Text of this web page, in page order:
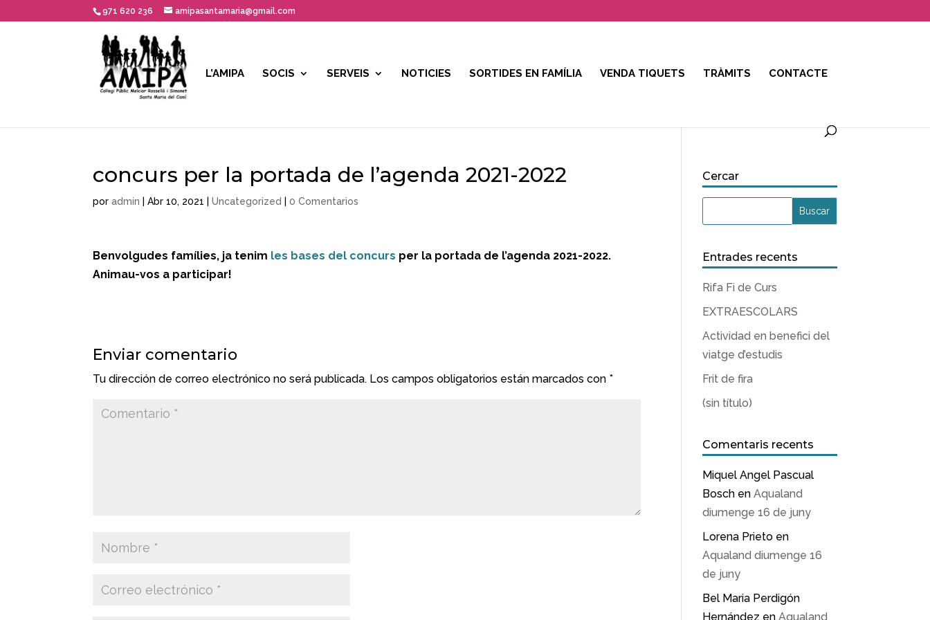
971 620 236 amipasantamaria@gmail.com
L’AMIPA SOCIS SERVEIS NOTICIES SORTIDES EN FAMÍLIA VENDA TIQUETS TRÀMITS CONTACTE
concurs per la portada de l’agenda 2021-2022
poradmin |Abr 10, 2021 |Uncategorized |0 Comentarios
Benvolgudes famílies, ja tenim les bases del concurs per la portada de l’agenda 2021-2022.
Animau-vos a participar!
Enviar comentario
Tu dirección de correo electrónico no será publicada. Los campos obligatorios están marcados con *
Cercar
Entrades recents
Rifa Fi de Curs
EXTRAESCOLARS
Actividad en benefici del
viatge d’estudis
Frit de fira
(sin título)
Comentaris recents
Miquel Angel Pascual
Bosch enAqualand
diumenge 16 de juny
Lorena Prieto en
Aqualand diumenge 16
de juny
Bel Maria Perdigón
Hernández enAqualand